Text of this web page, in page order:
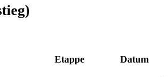
Etappe Datum